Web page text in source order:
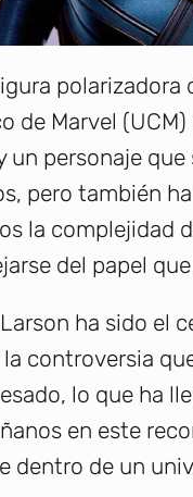
polarizadora
de Marvel
un personaje
pero también
la complejidad
del papel
ha sido el
controversia
lo que ha
en este
dentro de un